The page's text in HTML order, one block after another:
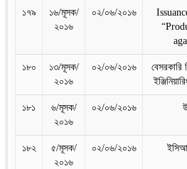
১৭৯
১৬/মূসক/
২০১৬
০২/০৬/২০১৬
১৮০
১৩/মূসক/
২০১৬
০২/০৬/২০১৬
বেসরকারি
১৮১
৬/মূসক/
২০১৬
০২/০৬/২০১৬
১৮২
৫/মূসক/
২০১৬
০২/০৬/২০১৬